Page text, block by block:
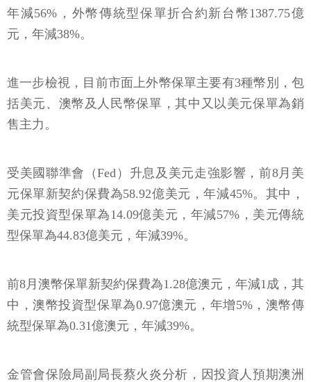
年減56%，外幣傳統型保單折合約新台幣1387.75億
元，年減38%。
進一步檢視，目前市面上外幣保單主要有3種幣別，包
括美元、澳幣及人民幣保單，其中又以美元保單為銷
售主力。
受美國聯準會（Fed）升息及美元走強影響，前8月美
元保單新契約保費為58.92億美元，年減45%。其中，
美元投資型保單為14.09億美元，年減57%，美元傳統
型保單為44.83億美元，年減39%。
前8月澳幣保單新契約保費為1.28億澳元，年減1成，其
中，澳幣投資型保單為0.97億澳元，年增5%，澳幣傳
統型保單為0.31億澳元，年減39%。
金管會保險局副局長蔡火炎分析，因投資人預期澳洲